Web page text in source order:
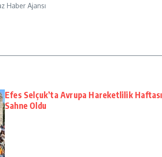
Haber Ajansı
Efes Selçuk’ta Avrupa Hareketlilik
Sahne Oldu